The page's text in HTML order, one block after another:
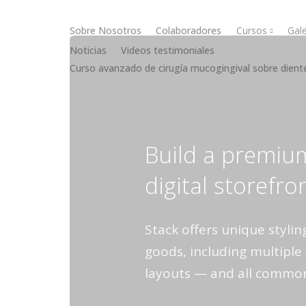
Sobre Nosotros Colaboradores Cursos
Cirugía
Noticias
Videos testimoniales
Curso avanzado de cirugía mucogingival sobre
Build a
digital
Stack offers unique
goods, including
layouts — and all